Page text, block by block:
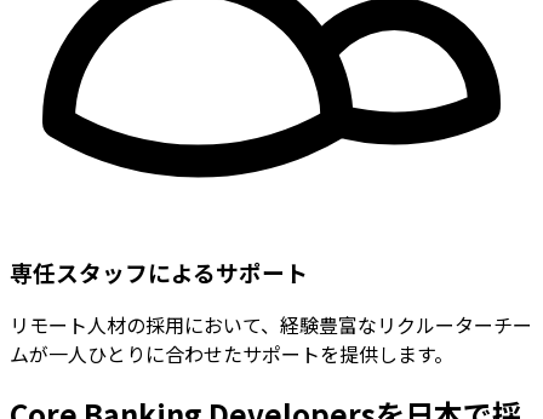
専任スタッフによるサポート
リモート人材の採用において、経験豊富なリクルーターチー
ムが一人ひとりに合わせたサポートを提供します。